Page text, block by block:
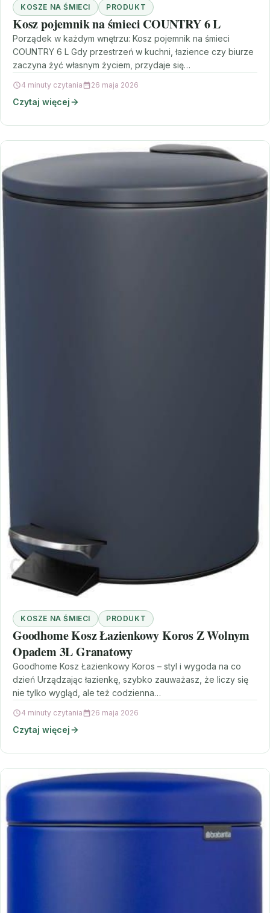
KOSZE NA ŚMIECI PRODUKT
Kosz pojemnik na śmieci COUNTRY 6 L
Porządek w każdym wnętrzu: Kosz pojemnik na śmieci
COUNTRY 6 L Gdy przestrzeń w kuchni, łazience czy biurze
zaczyna żyć własnym życiem, przydaje się…
4 minuty czytania 26 maja 2026
Czytaj więcej
KOSZE NA ŚMIECI PRODUKT
Goodhome Kosz Łazienkowy Koros Z Wolnym
Opadem 3L Granatowy
Goodhome Kosz Łazienkowy Koros – styl i wygoda na co
dzień Urządzając łazienkę, szybko zauważasz, że liczy się
nie tylko wygląd, ale też codzienna…
4 minuty czytania 26 maja 2026
Czytaj więcej